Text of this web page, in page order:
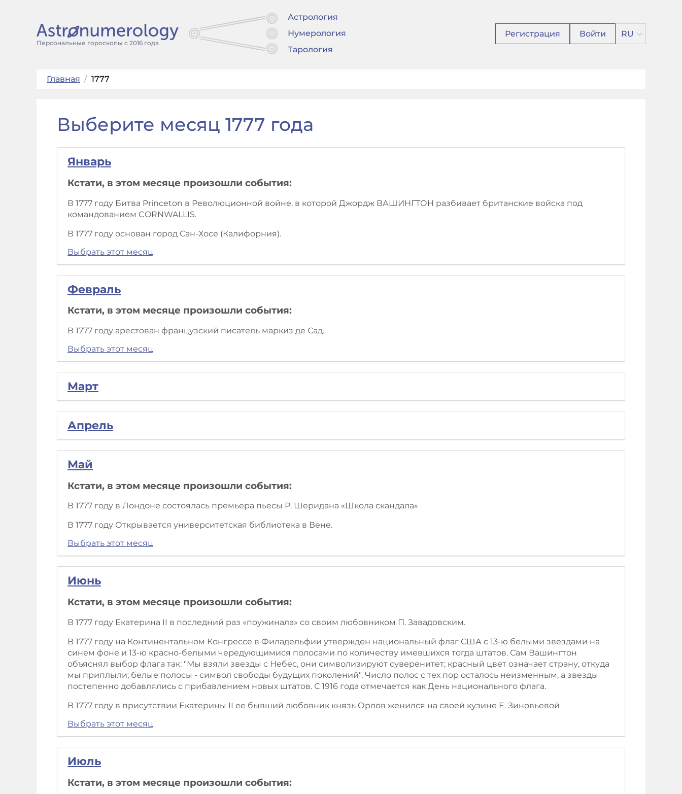
Персональные гороскопы с 2016 года
Астрология
Нумерология
Тарология
Регистрация Войти RU
Главная / 1777
Выберите месяц 1777 года
Январь
Кстати, в этом месяце произошли события:
В 1777 году Битва Princeton в Революционной войне, в которой Джордж ВАШИНГТОН разбивает британские войска под
командованием CORNWALLIS.
В 1777 году основан город Сан-Хосе (Калифорния).
Выбрать этот месяц
Февраль
Кстати, в этом месяце произошли события:
В 1777 году арестован французский писатель маркиз де Сад.
Выбрать этот месяц
Март
Апрель
Май
Кстати, в этом месяце произошли события:
В 1777 году в Лондоне состоялась премьера пьесы Р. Шеридана «Школа скандала»
В 1777 году Открывается университетская библиотека в Вене.
Выбрать этот месяц
Июнь
Кстати, в этом месяце произошли события:
В 1777 году Екатерина II в последний раз «поужинала» со своим любовником П. Завадовским.
В 1777 году на Континентальном Конгрессе в Филадельфии утвержден национальный флаг США с 13-ю белыми звездами на
синем фоне и 13-ю красно-белыми чередующимися полосами по количеству имевшихся тогда штатов. Сам Вашингтон
объяснял выбор флага так: "Мы взяли звезды с Небес, они символизируют суверенитет; красный цвет означает страну, откуда
мы приплыли; белые полосы - символ свободы будущих поколений". Число полос с тех пор осталось неизменным, а звезды
постепенно добавлялись с прибавлением новых штатов. С 1916 года отмечается как День национального флага.
В 1777 году в присутствии Екатерины II ее бывший любовник князь Орлов женился на своей кузине Е. Зиновьевой
Выбрать этот месяц
Июль
Кстати, в этом месяце произошли события: